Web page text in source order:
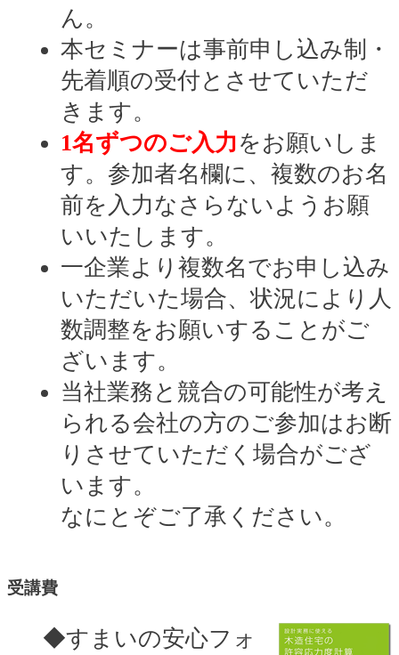
ん。
本セミナーは事前申し込み制・
先着順の受付とさせていただ
きます。
1名ずつのご入力をお願いしま
す。参加者名欄に、複数のお名
前を入力なさらないようお願
いいたします。
一企業より複数名でお申し込み
いただいた場合、状況により人
数調整をお願いすることがご
ざいます。
当社業務と競合の可能性が考え
られる会社の方のご参加はお断
りさせていただく場合がござ
います。
なにとぞご了承ください。
受講費
◆すまいの安心フォ